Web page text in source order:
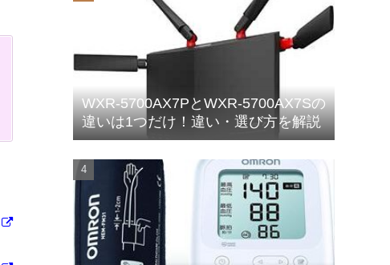
WXR-5700AX7PとWXR-5700AX7Sの
違いは1つだけ！違い・選び方を解説